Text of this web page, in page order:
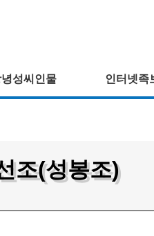
녕성씨인물 인터넷족
조(성봉조)